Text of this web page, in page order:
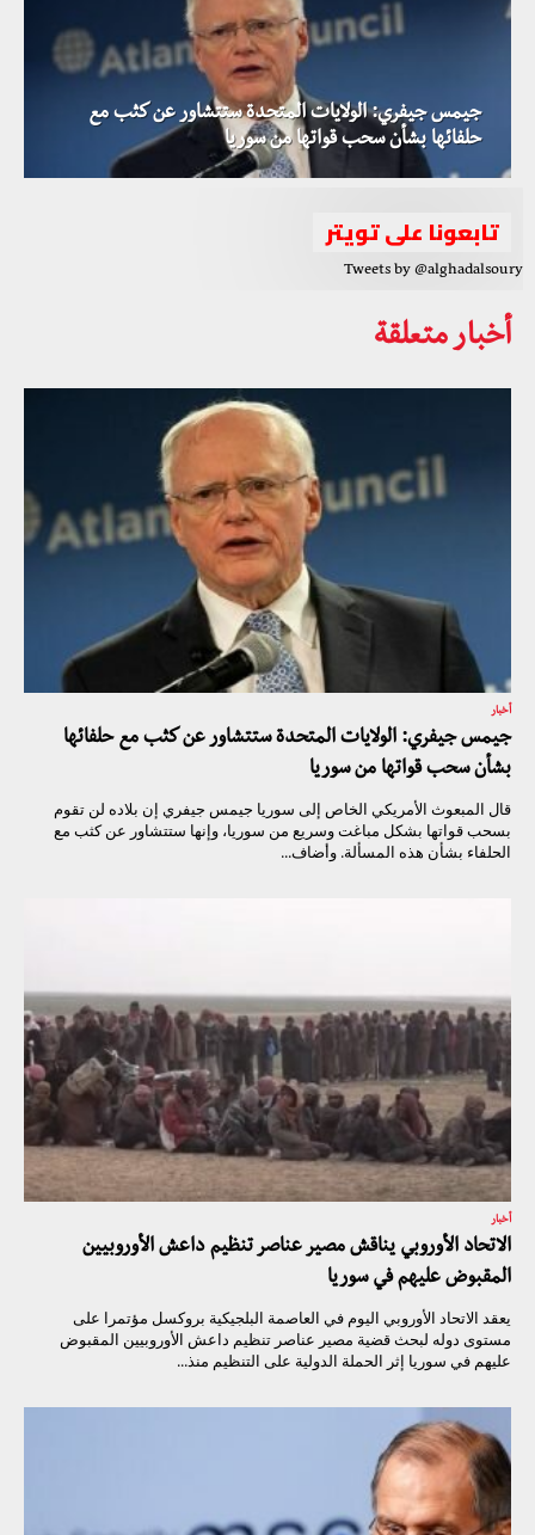
جيمس جيفري: الولايات المتحدة ستتشاور عن كثب مع
حلفائها بشأن سحب قواتها من سوريا
تابعونا على تويتر
Tweets by @alghadalsoury
أخبار متعلقة
أخبار
جيمس جيفري: الولايات المتحدة ستتشاور عن كثب مع حلفائها
بشأن سحب قواتها من سوريا
قال المبعوث الأمريكي الخاص إلى سوريا جيمس جيفري إن بلاده لن تقوم
بسحب قواتها بشكل مباغت وسريع من سوريا، وإنها ستتشاور عن كثب مع
الحلفاء بشأن هذه المسألة. وأضاف...
أخبار
الاتحاد الأوروبي يناقش مصير عناصر تنظيم داعش الأوروبيين
المقبوض عليهم في سوريا
يعقد الاتحاد الأوروبي اليوم في العاصمة البلجيكية بروكسل مؤتمرا على
مستوى دوله لبحث قضية مصير عناصر تنظيم داعش الأوروبيين المقبوض
عليهم في سوريا إثر الحملة الدولية على التنظيم منذ...